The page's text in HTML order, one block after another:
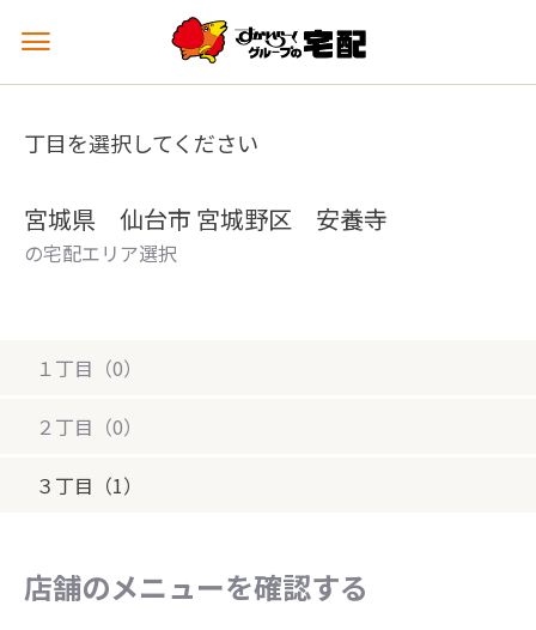
メ
ュ
を
丁目を選択してください
宮城県 仙台市 宮城野区 安養寺
の宅配エリア選択
１丁目（0）
２丁目（0）
３丁目（1）
店舗のメニューを確認する